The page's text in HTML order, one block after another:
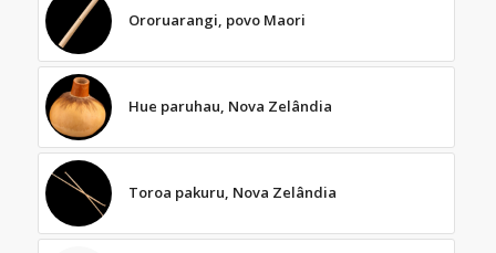
Ororuarangi, povo Maori
Hue paruhau, Nova Zelândia
Toroa pakuru, Nova Zelândia